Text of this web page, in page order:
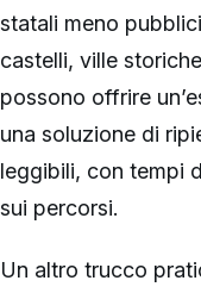
statali meno
castelli, ville
possono offrire
una soluzione di
leggibili, con tempi
sui percorsi.
Un altro trucco